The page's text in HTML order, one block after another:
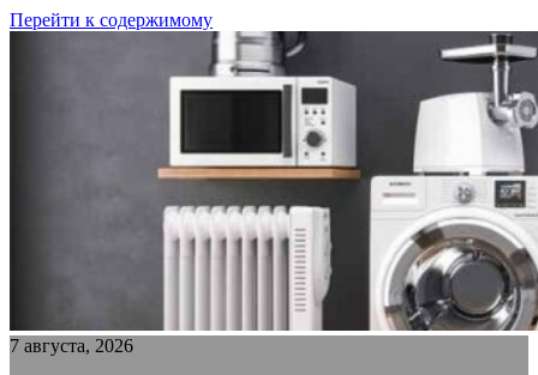
Перейти к содержимому
7 августа, 2026